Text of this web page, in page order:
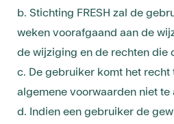
b. Stichting FRESH zal de
weken voorafgaand aan de
de wijziging en de rechten die
c. De gebruiker komt het
algemene voorwaarden niet te
d. Indien een gebruiker de